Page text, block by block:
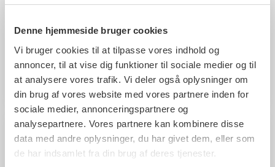
Denne hjemmeside bruger cookies
Vi bruger cookies til at tilpasse vores indhold og
annoncer, til at vise dig funktioner til sociale medier og til
at analysere vores trafik. Vi deler også oplysninger om
din brug af vores website med vores partnere inden for
sociale medier, annonceringspartnere og
analysepartnere. Vores partnere kan kombinere disse
data med andre oplysninger, du har givet dem, eller som
de har indsamlet fra din brug af deres tjenester.
Region Nordjylland
Adresse, åbningstider og andre
informationer om region Nordjylland.
Region Sjælland
Adresse, åbningstider og andre